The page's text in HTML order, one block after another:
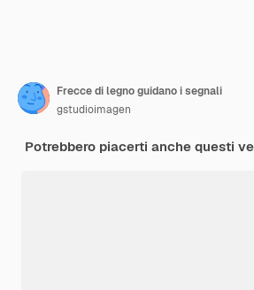
Frecce di legno guidano i segnali
gstudioimagen
Potrebbero piacerti anche questi